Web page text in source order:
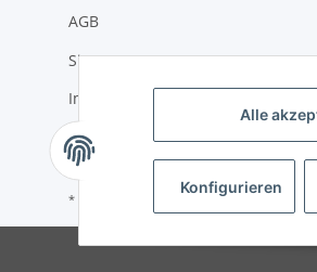
Alle
Konfigurieren
AGB
Sitemap
Impressum
Widerrufsrecht
* Alle Preise inkl. gesetzlicher USt., zzgl.